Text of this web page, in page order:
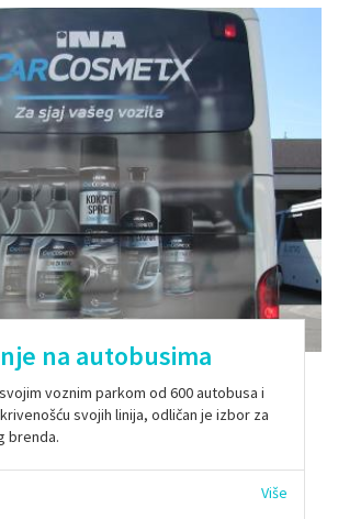
na autobusima
voznim parkom od 600 autobusa i
svojih linija, odličan je izbor za
brenda.
Više